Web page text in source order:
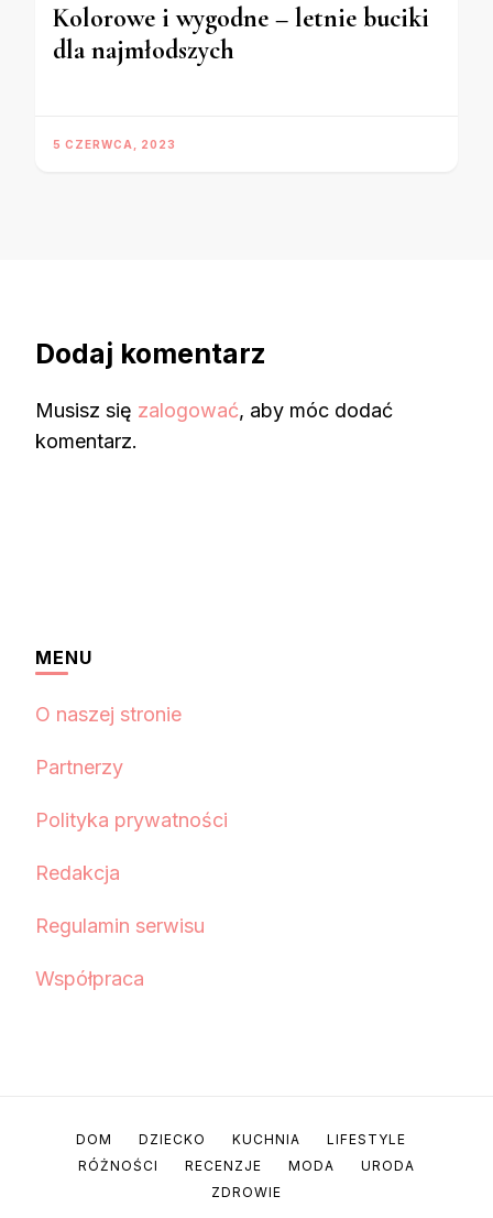
Kolorowe i wygodne – letnie buciki
dla najmłodszych
5 CZERWCA, 2023
Dodaj komentarz
Musisz się zalogować, aby móc dodać
komentarz.
MENU
O naszej stronie
Partnerzy
Polityka prywatności
Redakcja
Regulamin serwisu
Współpraca
DOM DZIECKO KUCHNIA
LIFESTYLE
RÓŻNOŚCI
RECENZJE MODA
URODA
ZDROWIE